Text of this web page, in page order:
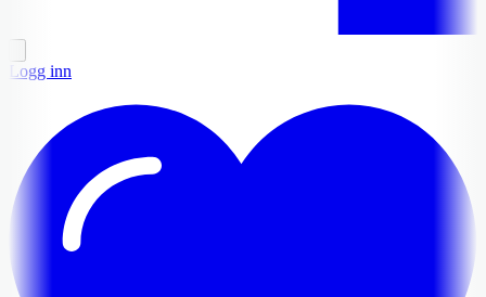
Logg inn